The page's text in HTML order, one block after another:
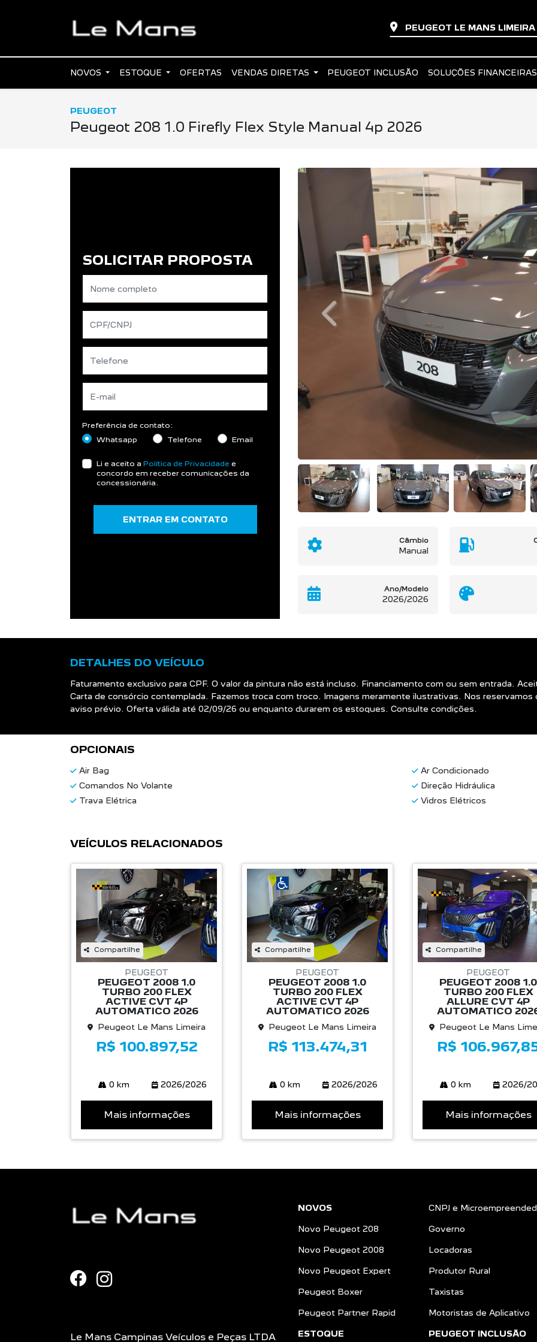
PEUGEOT LE MANS LIMEIRA
NOVOS ESTOQUE OFERTAS VENDAS DIRETAS PEUGEOT INCLUSÃO SOLUÇÕES
PEUGEOT
Peugeot 208 1.0 Firefly Flex Style Manual 4p 2026
Previous
Câmbio
Manual
Ano/Modelo
2026/2026
SOLICITAR PROPOSTA
Preferência de contato:
Whatsapp
Telefone Email
Li e aceito a Política de Privacidade e
concordo em receber comunicações da
concessionária.
ENTRAR EM CONTATO
DETALHES DO VEÍCULO
Faturamento exclusivo para CPF. O valor da pintura não está incluso. Financiamento com ou sem entrada.
Carta de consórcio contemplada. Fazemos troca com troco. Imagens meramente ilustrativas. Nos
aviso prévio. Oferta válida até 02/09/26 ou enquanto durarem os estoques. Consulte condições.
OPCIONAIS
Air Bag
Ar Condicionado
Comandos No Volante
Direção Hidráulica
Trava Elétrica
Vidros Elétricos
VEÍCULOS RELACIONADOS
Compartilhe
PEUGEOT
PEUGEOT 2008 1.0
TURBO 200 FLEX
ACTIVE CVT 4P
AUTOMATICO 2026
Peugeot Le Mans Limeira
R$ 100.897,52
0 km 2026/2026
Mais informações
Compartilhe
PEUGEOT
PEUGEOT 2008 1.0
TURBO 200 FLEX
ACTIVE CVT 4P
AUTOMATICO 2026
Peugeot Le Mans Limeira
R$ 113.474,31
0 km 2026/2026
Mais informações
Compartilhe
PEUGEOT
PEUGEOT 2008 1.0
TURBO 200 FLEX
ALLURE CVT 4P
AUTOMATICO
Peugeot Le Mans
R$
0 km 2026/
Mais informações
Le Mans Campinas Veículos e Peças LTDA
NOVOS
Novo Peugeot 208
Novo Peugeot 2008
Novo Peugeot Expert
Peugeot Boxer
Peugeot Partner Rapid
ESTOQUE
CNPJ e
Governo
Locadoras
Produtor Rural
Taxistas
Motoristas de Aplicativo
PEUGEOT INCLUSÃO